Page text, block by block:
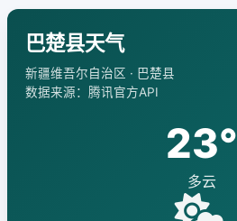
巴楚县天气
新疆维吾尔自治区 · 巴楚县
数据来源：腾讯官方API
23°
多云